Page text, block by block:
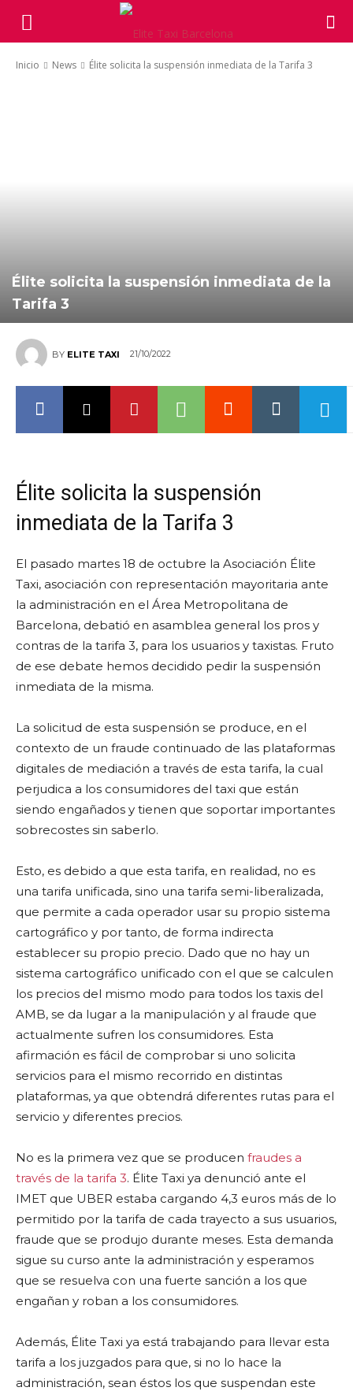
Inicio News Élite solicita la suspensión inmediata de la Tarifa 3
Élite solicita la suspensión inmediata de la
Tarifa 3
BY ELITE TAXI 21/10/2022
Élite solicita la suspensión
inmediata de la Tarifa 3
El pasado martes 18 de octubre la Asociación Élite
Taxi, asociación con representación mayoritaria ante
la administración en el Área Metropolitana de
Barcelona, debatió en asamblea general los pros y
contras de la tarifa 3, para los usuarios y taxistas. Fruto
de ese debate hemos decidido pedir la suspensión
inmediata de la misma.
La solicitud de esta suspensión se produce, en el
contexto de un fraude continuado de las plataformas
digitales de mediación a través de esta tarifa, la cual
perjudica a los consumidores del taxi que están
siendo engañados y tienen que soportar importantes
sobrecostes sin saberlo.
Esto, es debido a que esta tarifa, en realidad, no es
una tarifa unificada, sino una tarifa semi-liberalizada,
que permite a cada operador usar su propio sistema
cartográfico y por tanto, de forma indirecta
establecer su propio precio. Dado que no hay un
sistema cartográfico unificado con el que se calculen
los precios del mismo modo para todos los taxis del
AMB, se da lugar a la manipulación y al fraude que
actualmente sufren los consumidores. Esta
afirmación es fácil de comprobar si uno solicita
servicios para el mismo recorrido en distintas
plataformas, ya que obtendrá diferentes rutas para el
servicio y diferentes precios.
No es la primera vez que se producen fraudes a
través de la tarifa 3. Élite Taxi ya denunció ante el
IMET que UBER estaba cargando 4,3 euros más de lo
permitido por la tarifa de cada trayecto a sus usuarios,
fraude que se produjo durante meses. Esta demanda
sigue su curso ante la administración y esperamos
que se resuelva con una fuerte sanción a los que
engañan y roban a los consumidores.
Además, Élite Taxi ya está trabajando para llevar esta
tarifa a los juzgados para que, si no lo hace la
administración, sean éstos los que suspendan este